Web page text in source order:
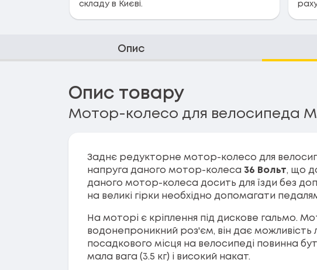
складу в Києві.
Опис
Опис товару
Мотор-колесо для велосипеда
Заднє редукторне мотор-колесо для
напруга даного мотор-колеса 36 Вольт, що
даного мотор-колеса досить для їзди без
на великі гірки необхідно допомагати
На моторі є кріплення під дискове гальмо.
водонепроникний роз'єм, він дає
посадкового місця на велосипеді повинна
мала вага (3.5 кг) і високий накат.